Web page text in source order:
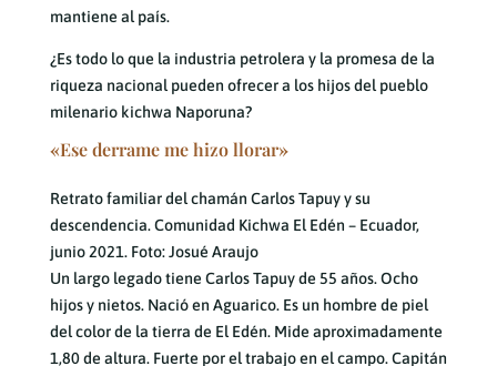
mantiene al país.
¿Es todo lo que la industria petrolera y la promesa de la
riqueza nacional pueden ofrecer a los hijos del pueblo
milenario kichwa Naporuna?
«Ese derrame me hizo llorar»
Retrato familiar del chamán Carlos Tapuy y su
descendencia. Comunidad Kichwa El Edén – Ecuador,
junio 2021. Foto: Josué Araujo
Un largo legado tiene Carlos Tapuy de 55 años. Ocho
hijos y nietos. Nació en Aguarico. Es un hombre de piel
del color de la tierra de El Edén. Mide aproximadamente
1,80 de altura. Fuerte por el trabajo en el campo. Capitán